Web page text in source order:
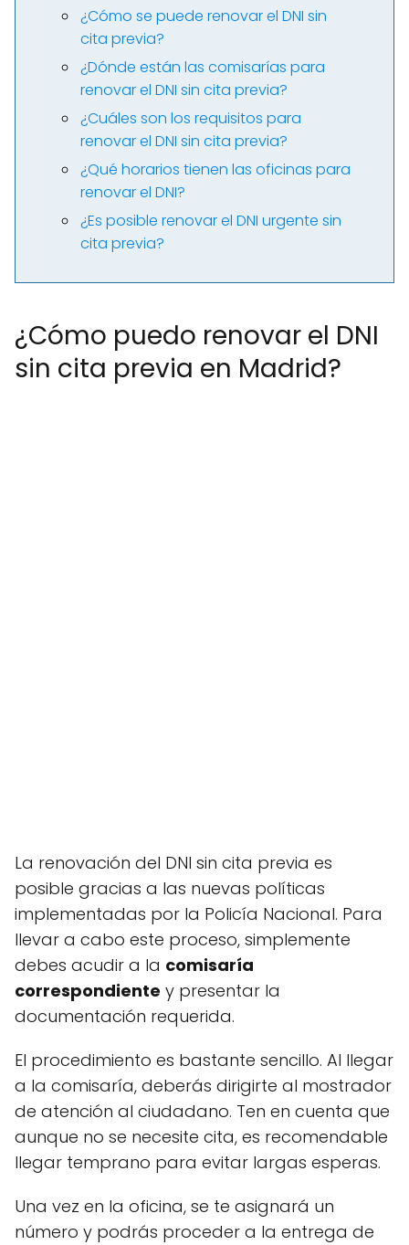
¿Cómo se puede renovar el DNI sin
cita previa?
¿Dónde están las comisarías para
renovar el DNI sin cita previa?
¿Cuáles son los requisitos para
renovar el DNI sin cita previa?
¿Qué horarios tienen las oficinas para
renovar el DNI?
¿Es posible renovar el DNI urgente sin
cita previa?
¿Cómo puedo renovar el DNI
sin cita previa en Madrid?
La renovación del DNI sin cita previa es
posible gracias a las nuevas políticas
implementadas por la Policía Nacional. Para
llevar a cabo este proceso, simplemente
debes acudir a la comisaría
correspondiente y presentar la
documentación requerida.
El procedimiento es bastante sencillo. Al llegar
a la comisaría, deberás dirigirte al mostrador
de atención al ciudadano. Ten en cuenta que
aunque no se necesite cita, es recomendable
llegar temprano para evitar largas esperas.
Una vez en la oficina, se te asignará un
número y podrás proceder a la entrega de